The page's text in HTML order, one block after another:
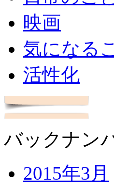
映画
気になる
活性化
バックナン
2015年3月